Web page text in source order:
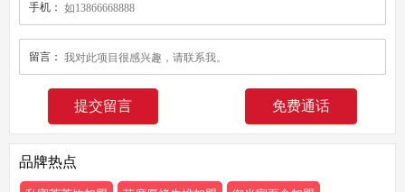
手机：
留言：
免费通话
品牌热点